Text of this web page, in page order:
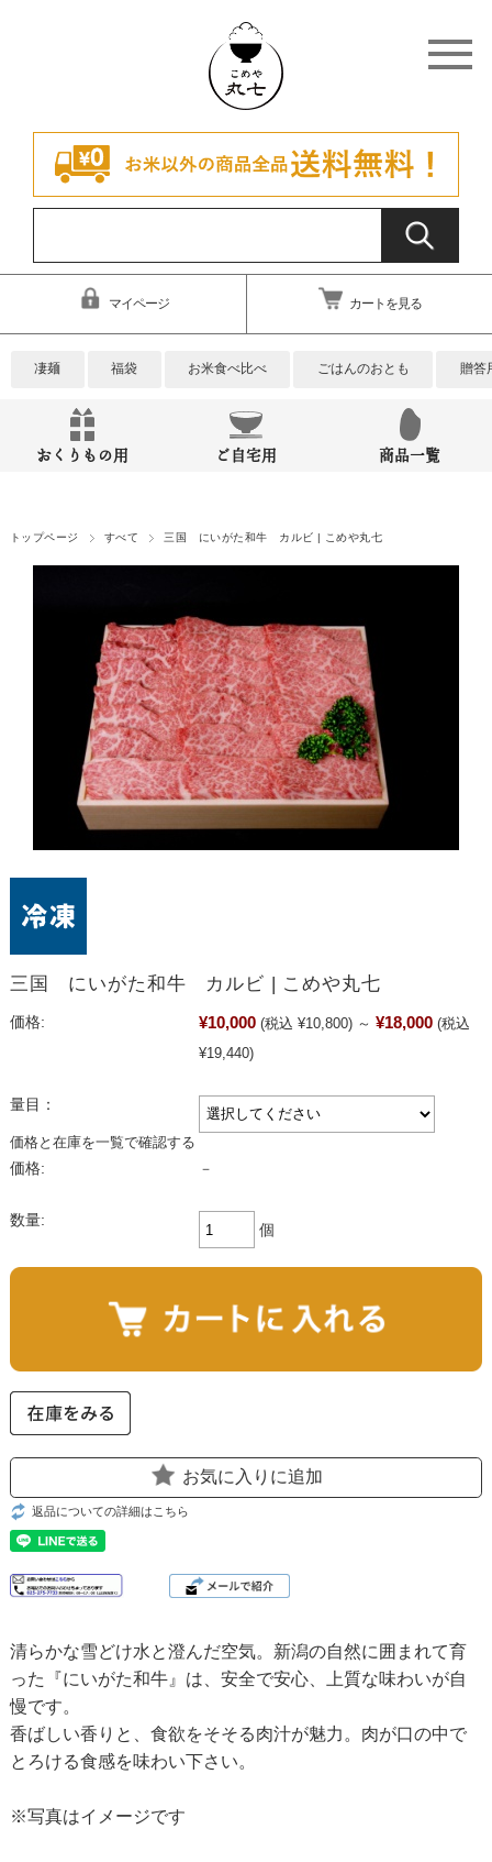
マイページ カートを見る
凄麺 福袋 お米食べ比べ ごはんのおとも 贈答
おくりもの用 ご自宅用 商品一覧
トップページ すべて 三国 にいがた和牛 カルビ | こめや丸七
三国 にいがた和牛 カルビ | こめや丸七
価格: ¥10,000 (税込 ¥10,800) ～ ¥18,000 (税込
¥19,440)
量目：
価格と在庫を一覧で確認する
価格:
－
数量:
個
お気に入りに追加
返品についての詳細はこちら
清らかな雪どけ水と澄んだ空気。新潟の自然に囲まれて育
った『にいがた和牛』は、安全で安心、上質な味わいが自
慢です。
香ばしい香りと、食欲をそそる肉汁が魅力。肉が口の中で
とろける食感を味わい下さい。
※写真はイメージです